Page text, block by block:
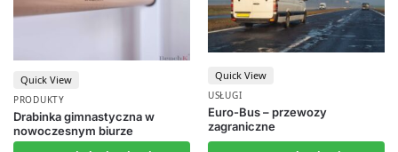
PRODUKTY
Drabinka gimnastyczna w
nowoczesnym biurze
Quick View
USŁUGI
Euro-Bus – przewozy
zagraniczne
Quick View